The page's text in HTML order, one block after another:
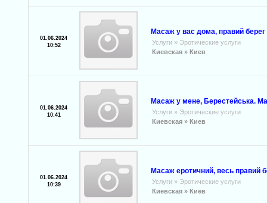
01.06.2024
10:52
Масаж у вас дома, правий берег
Услуги » Эротические услуги
Киевская » Киев
01.06.2024
10:41
Масаж у мене, Берестейська.
Услуги » Эротические услуги
Киевская » Киев
01.06.2024
10:39
Масаж еротичний, весь правий
Услуги » Эротические услуги
Киевская » Киев